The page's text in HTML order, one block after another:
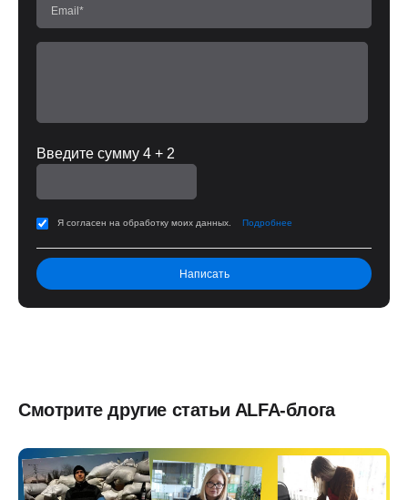
Введите сумму 4 + 2
Я согласен на обработку моих данных. Подробнее
Смотрите другие статьи ALFA-блога